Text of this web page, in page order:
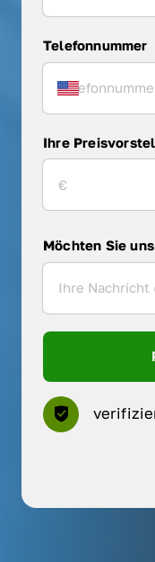
Telefonnummer
Ihre
Möchten Sie